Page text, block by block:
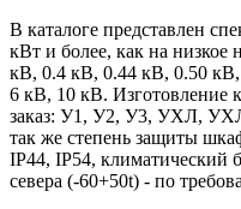
В каталоге представлен
кВт и более, как на низкое
кВ, 0.4 кВ, 0.44 кВ, 0.50 кВ,
6 кВ, 10 кВ. Изготовление
заказ: У1, У2, У3, УХЛ,
так же степень защиты
IP44, IP54, климатический
севера (-60+50t) - по